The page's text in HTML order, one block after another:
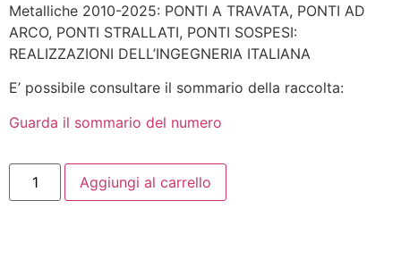
Metalliche 2010-2025: PONTI A TRAVATA, PONTI AD
ARCO, PONTI STRALLATI, PONTI SOSPESI:
REALIZZAZIONI DELL’INGEGNERIA ITALIANA
E’ possibile consultare il sommario della raccolta:
Guarda il sommario del numero
Aggiungi al carrello